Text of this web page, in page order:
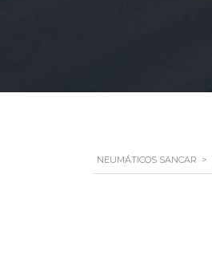
NEUMÁTICOS SANCAR >